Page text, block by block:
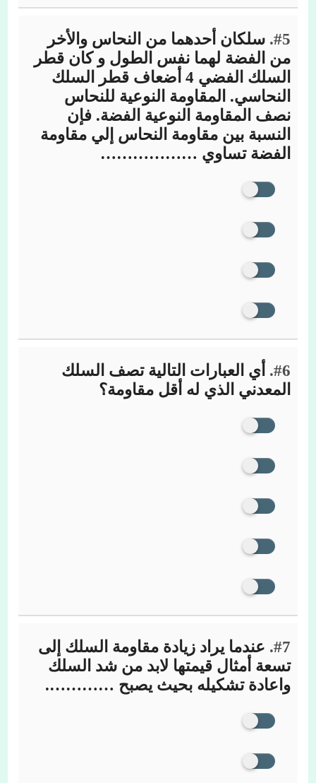
#5. سلكان أحدهما من النحاس والأخر
من الفضة لهما نفس الطول و كان قطر
السلك الفضي 4 أضعاف قطر السلك
النحاسي. المقاومة النوعية للنحاس
نصف المقاومة النوعية الفضة. فإن
النسبة بين مقاومة النحاس إلي مقاومة
الفضة تساوي ………………
#6.
أي العبارات التالية تصف السلك
المعدني الذي له أقل مقاومة؟
#7. عندما يراد زيادة مقاومة السلك إلى
تسعة أمثال قيمتها لابد من شد السلك
واعادة تشكيله بحيث يصبح ………….